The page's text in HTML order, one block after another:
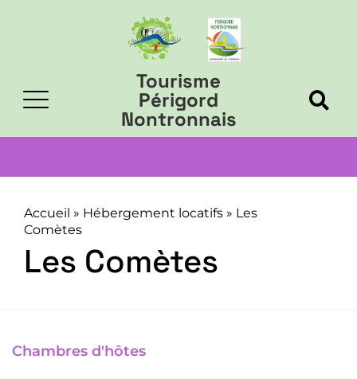
Tourisme
Périgord
Nontronnais
Accueil » Hébergement locatifs » Les
Comètes
Les Comètes
Chambres d'hôtes